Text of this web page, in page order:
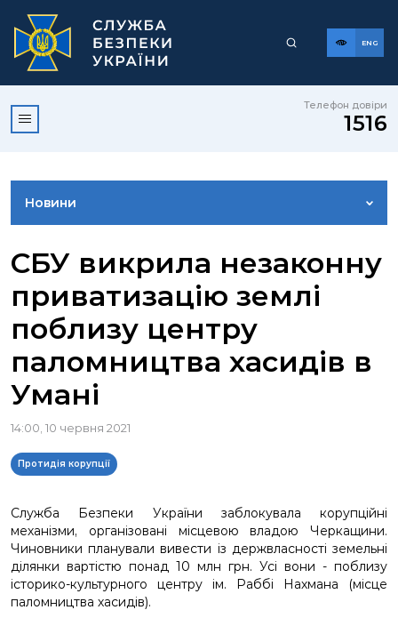
ENG
Телефон довіри
1516
Новини
ВІДЕОГАЛЕРЕЯ
КОНТАКТИ ПРЕСЦЕНТРУ
СБУ викрила незаконну
приватизацію землі
поблизу центру
паломництва хасидів в
Умані
14:00, 10 червня 2021
Протидія корупції
Служба Безпеки України заблокувала корупційні
механізми, організовані місцевою владою Черкащини.
Чиновники планували вивести із держвласності земельні
ділянки вартістю понад 10 млн грн. Усі вони - поблизу
історико-культурного центру ім. Раббі Нахмана (місце
паломництва хасидів).